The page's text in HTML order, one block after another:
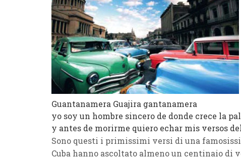
Guantanamera Guajira gantanamera
yo soy un hombre sincero de donde crece la
y antes de morirme quiero echar mis versos
Sono questi i primissimi versi di una
Cuba hanno ascoltato almeno un centinaio di